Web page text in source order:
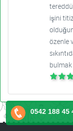
işini
özenle
0542 188 45